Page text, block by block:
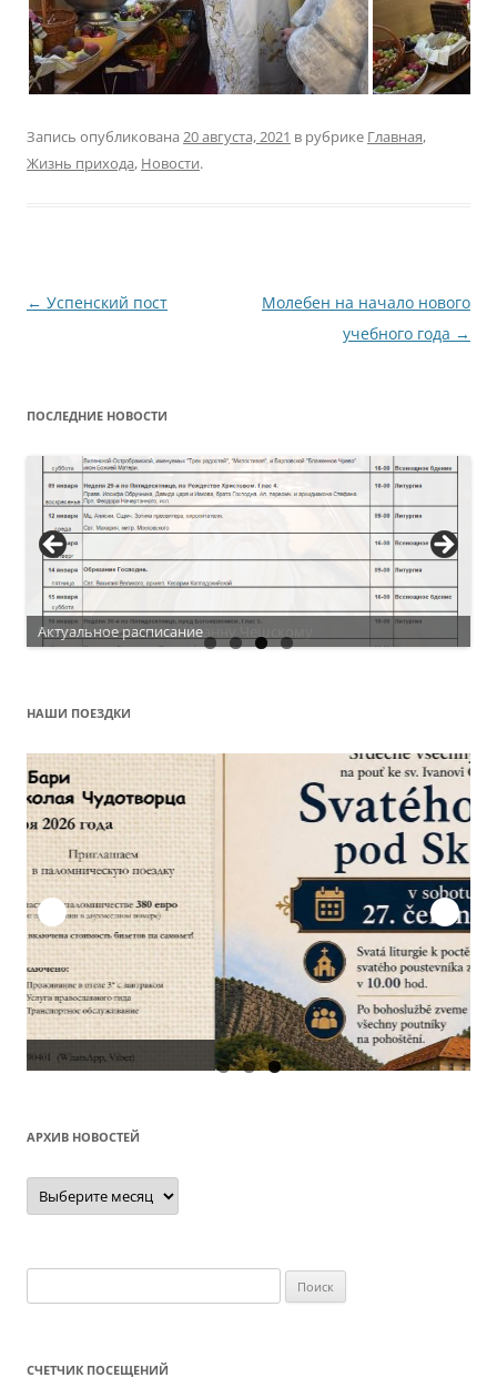
Запись опубликована 20 августа, 2021 в рубрике Главная,
Жизнь прихода, Новости.
Навигация
← Успенский пост
Молебен на начало нового
учебного года →
ПОСЛЕДНИЕ НОВОСТИ
Актуальное расписание
НАШИ ПОЕЗДКИ
АРХИВ НОВОСТЕЙ
Архив
новостей
СЧЕТЧИК ПОСЕЩЕНИЙ